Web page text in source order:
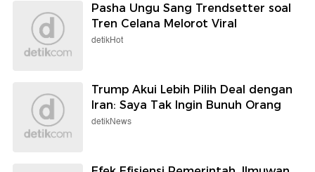
Pasha Ungu Sang Trendsetter soal
Tren Celana Melorot Viral
detikHot
Trump Akui Lebih Pilih Deal dengan
Iran: Saya Tak Ingin Bunuh Orang
detikNews